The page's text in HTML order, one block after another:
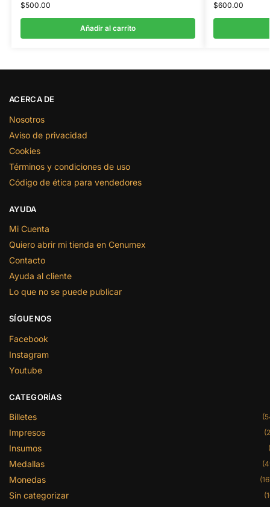
$500.00
Añadir al carrito
$600.00
ACERCA DE
Nosotros
Aviso de privacidad
Cookies
Términos y condiciones de uso
Código de ética para vendedores
AYUDA
Mi Cuenta
Quiero abrir mi tienda en Cenumex
Contacto
Ayuda al cliente
Lo que no se puede publicar
SÍGUENOS
Facebook
Instagram
Youtube
CATEGORÍAS
Billetes
Impresos
Insumos
Medallas
Monedas
Sin categorizar